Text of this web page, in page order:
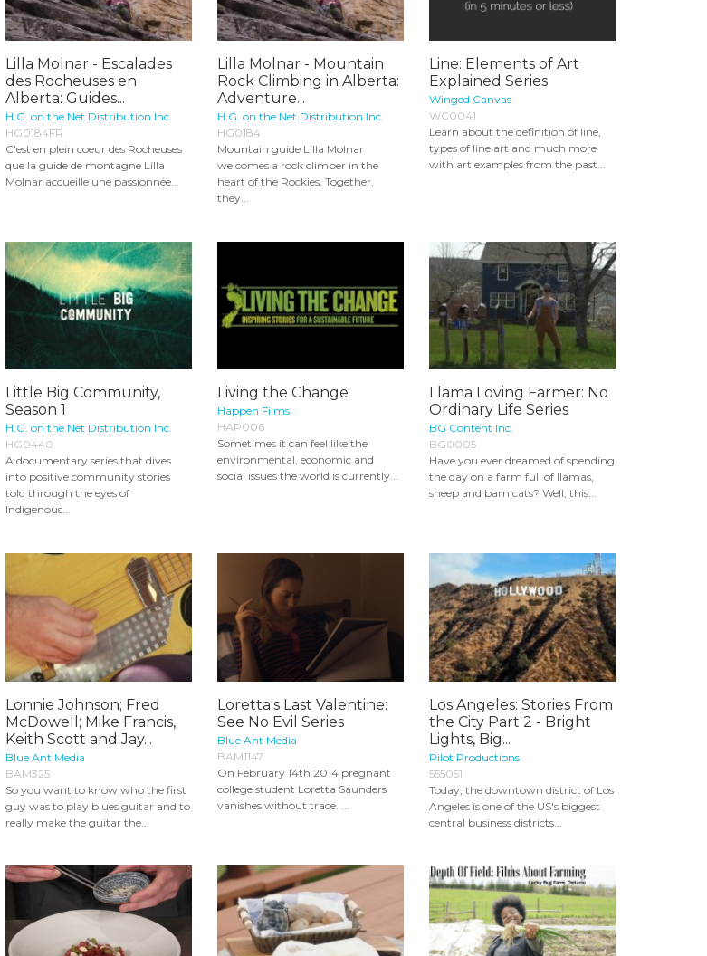
Lilla Molnar - Escalades
des Rocheuses en
Alberta: Guides...
H.G. on the Net Distribution Inc.
HG0184FR
C'est en plein coeur des Rocheuses
que la guide de montagne Lilla
Molnar accueille une passionnée...
Lilla Molnar - Mountain
Rock Climbing in Alberta:
Adventure...
H.G. on the Net Distribution Inc.
HG0184
Mountain guide Lilla Molnar
welcomes a rock climber in the
heart of the Rockies. Together,
they...
Line: Elements of Art
Explained Series
Winged Canvas
WC0041
Learn about the definition of line,
types of line art and much more
with art examples from the past...
Little Big Community,
Season 1
H.G. on the Net Distribution Inc.
HG0440
A documentary series that dives
into positive community stories
told through the eyes of
Indigenous...
Living the Change
Happen Films
HAP006
Sometimes it can feel like the
environmental, economic and
social issues the world is currently...
Llama Loving Farmer: No
Ordinary Life Series
BG Content Inc.
BG0005
Have you ever dreamed of spending
the day on a farm full of llamas,
sheep and barn cats? Well, this...
Lonnie Johnson; Fred
McDowell; Mike Francis,
Keith Scott and Jay...
Blue Ant Media
BAM325
So you want to know who the first
guy was to play blues guitar and to
really make the guitar the...
Loretta's Last Valentine:
See No Evil Series
Blue Ant Media
BAM1147
On February 14th 2014 pregnant
college student Loretta Saunders
vanishes without trace. ...
Los Angeles: Stories From
the City Part 2 - Bright
Lights, Big...
Pilot Productions
555051
Today, the downtown district of Los
Angeles is one of the US's biggest
central business districts...